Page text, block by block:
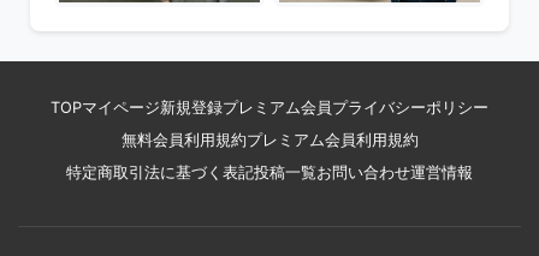
TOPマイページ新規登録プレミアム会員 プライバシーポリシー
無料会員利用規約プレミアム会員利用規約
特定商取引法に基づく表記投稿一覧お問い合わせ運営情報